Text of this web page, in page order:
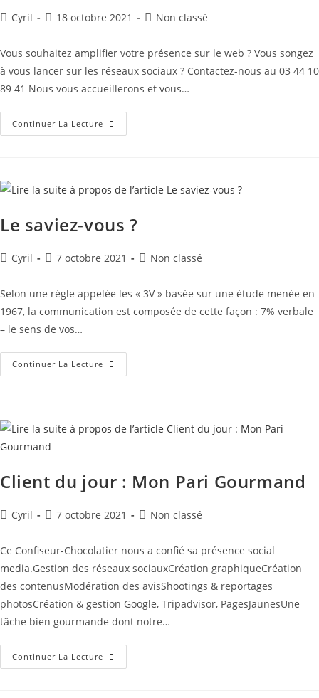
Cyril 18 octobre 2021 Non classé
Vous souhaitez amplifier votre présence sur le web ? Vous songez
à vous lancer sur les réseaux sociaux ? Contactez-nous au 03 44 10
89 41 Nous vous accueillerons et vous…
Continuer La Lecture
Le saviez-vous ?
Cyril 7 octobre 2021 Non classé
Selon une règle appelée les « 3V » basée sur une étude menée en
1967, la communication est composée de cette façon : 7% verbale
– le sens de vos…
Continuer La Lecture
Client du jour : Mon Pari Gourmand
Cyril 7 octobre 2021 Non classé
Ce Confiseur-Chocolatier nous a confié sa présence social
media.Gestion des réseaux sociauxCréation graphiqueCréation
des contenusModération des avisShootings & reportages
photosCréation & gestion Google, Tripadvisor, PagesJaunesUne
tâche bien gourmande dont notre…
Continuer La Lecture